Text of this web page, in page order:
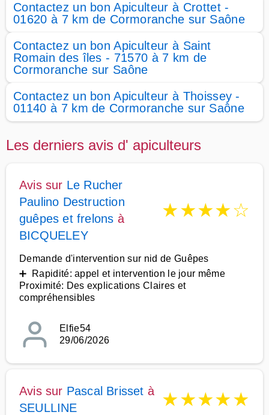
Contactez un bon Apiculteur à Crottet -
01620 à 7 km de Cormoranche sur Saône
Contactez un bon Apiculteur à Saint
Romain des îles - 71570 à 7 km de
Cormoranche sur Saône
Contactez un bon Apiculteur à Thoissey -
01140 à 7 km de Cormoranche sur Saône
Les derniers avis d' apiculteurs
Avis sur Le Rucher
Paulino Destruction
guêpes et frelons à
BICQUELEY
★★★★☆
Demande d'intervention sur nid de Guêpes
➕ Rapidité: appel et intervention le jour même
Proximité: Des explications Claires et
compréhensibles
Elfie54
29/06/2026
Avis sur Pascal Brisset à
SEULLINE
★★★★★